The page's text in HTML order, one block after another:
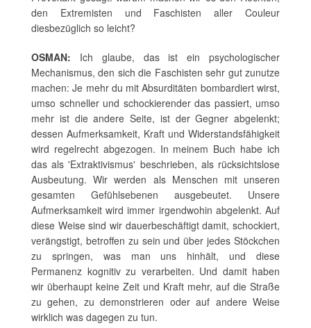
den Extremisten und Faschisten aller Couleur
diesbezüglich so leicht?
OSMAN: Ich glaube, das ist ein psychologischer
Mechanismus, den sich die Faschisten sehr gut zunutze
machen: Je mehr du mit Absurditäten bombardiert wirst,
umso schneller und schockierender das passiert, umso
mehr ist die andere Seite, ist der Gegner abgelenkt;
dessen Aufmerksamkeit, Kraft und Widerstandsfähigkeit
wird regelrecht abgezogen. In meinem Buch habe ich
das als 'Extraktivismus' beschrieben, als rücksichtslose
Ausbeutung. Wir werden als Menschen mit unseren
gesamten Gefühlsebenen ausgebeutet. Unsere
Aufmerksamkeit wird immer irgendwohin abgelenkt. Auf
diese Weise sind wir dauerbeschäftigt damit, schockiert,
verängstigt, betroffen zu sein und über jedes Stöckchen
zu springen, was man uns hinhält, und diese
Permanenz kognitiv zu verarbeiten. Und damit haben
wir überhaupt keine Zeit und Kraft mehr, auf die Straße
zu gehen, zu demonstrieren oder auf andere Weise
wirklich was dagegen zu tun.